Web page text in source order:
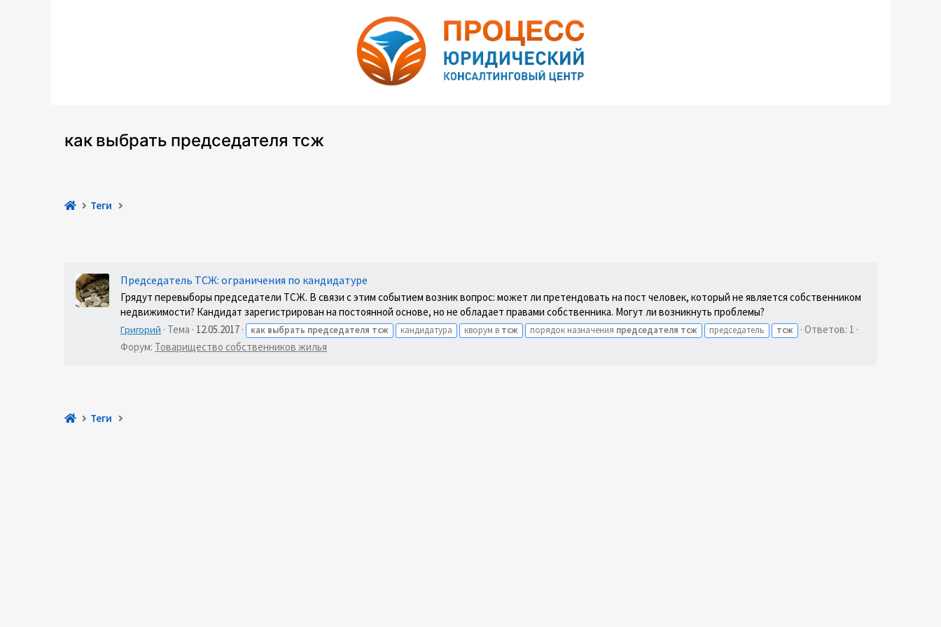
как выбрать председателя тсж
Теги
Председатель ТСЖ: ограничения по кандидатуре
Грядут перевыборы председатели ТСЖ. В связи с этим событием возник вопрос: может ли претендовать на пост человек, который не является собственником
недвижимости? Кандидат зарегистрирован на постоянной основе, но не обладает правами собственника. Могут ли возникнуть проблемы?
Григорий Тема 12.05.2017 как выбрать председателя тсж кандидатура кворум в тсж порядок назначения председателя тсж председатель тсж
Ответов: 1
Форум: Товарищество собственников жилья
Теги